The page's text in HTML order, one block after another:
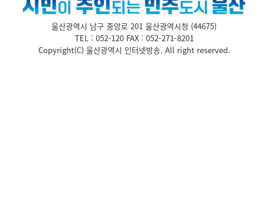
울산광역시 남구 중앙로 201 울산광역시청 (44675)
TEL : 052-120 FAX : 052-271-8201
Copyright(C) 울산광역시 인터넷방송. All right reserved.